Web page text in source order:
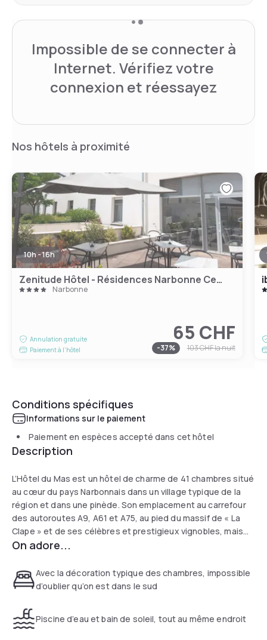
Impossible de se connecter à
Internet. Vérifiez votre
connexion et réessayez
Nos hôtels à proximité
10h - 16h
Zenitude Hôtel - Résidences Narbonne Centre
Narbonne
Annulation gratuite
Paiement à l'hôtel
65 CHF
-37% 103 CHFla nuit
Conditions spécifiques
Informations sur le paiement
Paiement en espèces accepté dans cet hôtel
Description
L’Hôtel du Mas est un hôtel de charme de 41 chambres situé
au cœur du pays Narbonnais dans un village typique de la
région et dans une pinède. Son emplacement au carrefour
des autoroutes A9, A61 et A75, au pied du massif de « La
Clape » et de ses célèbres et prestigieux vignobles, mais
aussi sa proximité de la mer (10mn), en font un lieu idéal
méthodes traditionnelles et des matériaux nobles, l’Hôtel
du Mas, vous propose un espace hôtelier au charme
d’un hôtel d’aujourd’hui. Sa piscine estivale et sa
restauration du soir à la cuisine inventive et colorée, vous
On adore...
Avec la décoration typique des chambres, impossible
d’oublier qu’on est dans le sud
Piscine d’eau et bain de soleil, tout au même endroit